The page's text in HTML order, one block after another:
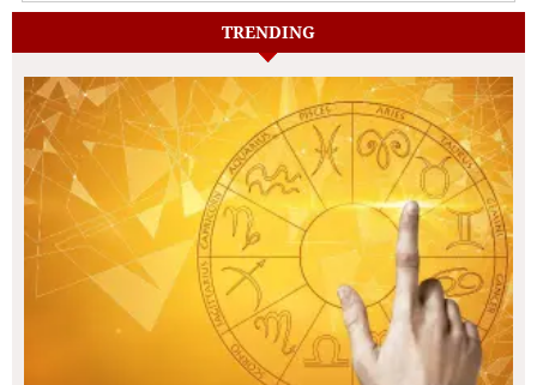
TRENDING